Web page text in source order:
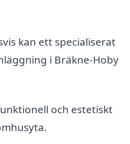
kan ett specialiserat
i Bräkne-Hoby
och estetiskt